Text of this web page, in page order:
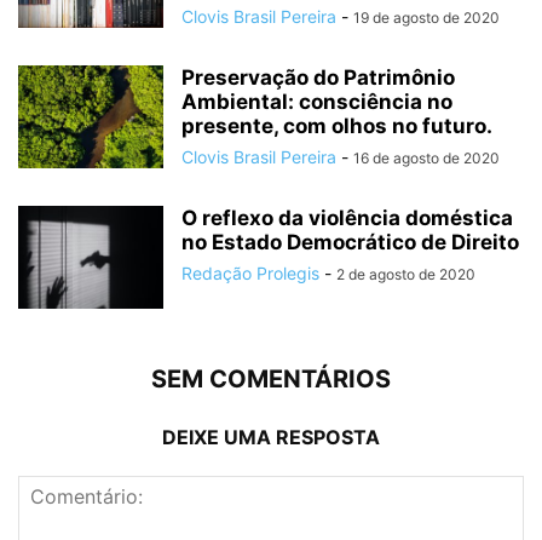
Clovis Brasil Pereira - 19 de agosto de 2020
Preservação do Patrimônio
Ambiental: consciência no
presente, com olhos no futuro.
Clovis Brasil Pereira - 16 de agosto de 2020
O reflexo da violência doméstica
no Estado Democrático de Direito
Redação Prolegis - 2 de agosto de 2020
SEM COMENTÁRIOS
DEIXE UMA RESPOSTA